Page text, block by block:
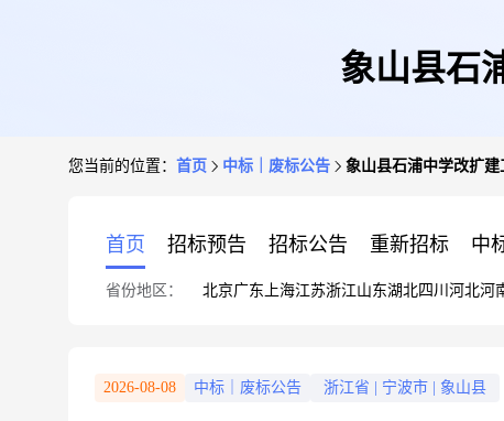
象山县石
您当前的位置： 首页 中标｜废标公告 象山县石浦中学改扩
首页 招标预告 招标公告 重新招标 中
省份地区： 北京广东 上海江苏浙江山东湖北四川 河北河
2026-08-08 中标｜废标公告 浙江省 宁波市 象山县